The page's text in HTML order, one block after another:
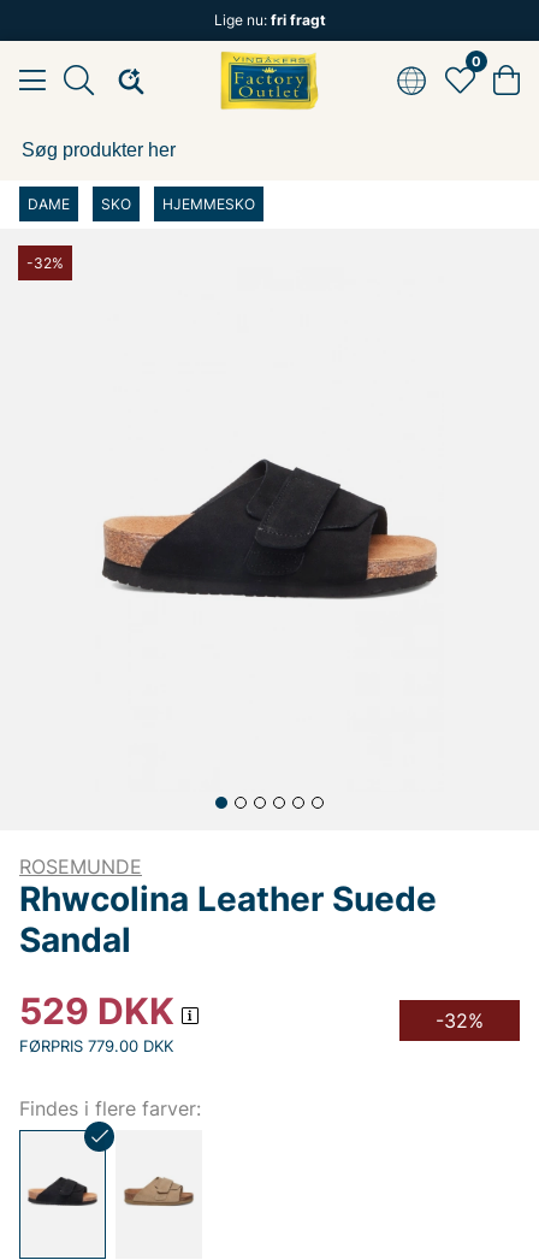
Lige nu: fri fragt
0
DAME SKO HJEMMESKO
-32%
ROSEMUNDE
Rhwcolina Leather Suede
Sandal
529 DKK
FØRPRIS 779.00 DKK
-32%
Findes i flere farver: